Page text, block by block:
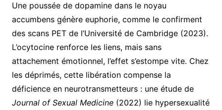
Une poussée de dopamine dans le noyau
accumbens génère euphorie, comme le confirment
des scans PET de l’Université de Cambridge (2023).
L’ocytocine renforce les liens, mais sans
attachement émotionnel, l’effet s’estompe vite. Chez
les déprimés, cette libération compense la
déficience en neurotransmetteurs : une étude de
Journal of Sexual Medicine(2022) lie hypersexualité